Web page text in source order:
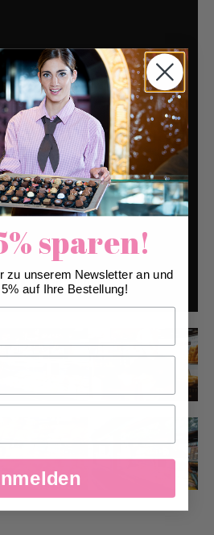
sparen!
zu unserem Newsletter an und
auf Ihre Bestellung!